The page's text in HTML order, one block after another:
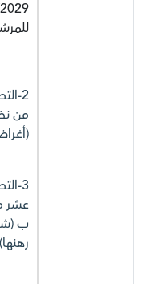
2-
من
3-
عشر
ب